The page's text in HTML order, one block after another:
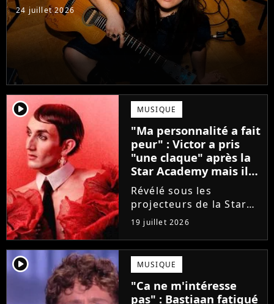
24 juillet 2026
player2 MUSIQUE
"Ma personnalité a fait
peur" : Victor a pris
"une claque" après la
Star Academy mais il
en est ressorti plus
fort (interview)
Révélé sous les
projecteurs de la Star
Academy, Victor a fait
face à la réalité brutale
de l'industrie musicale
après sa sortie de
l'émission. Face à des
maisons de disques
frileuses,...
19 juillet 2026
player2 MUSIQUE
"Ca ne m'intéresse
pas" : Bastiaan fatigué